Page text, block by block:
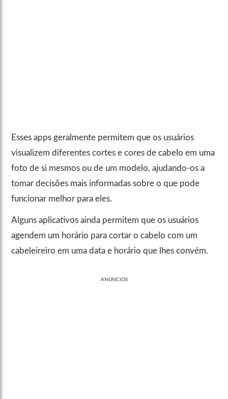
Esses apps geralmente permitem que os usuários
visualizem diferentes cortes e cores de cabelo em uma
foto de si mesmos ou de um modelo, ajudando-os a
tomar decisões mais informadas sobre o que pode
funcionar melhor para eles.
Alguns aplicativos ainda permitem que os usuários
agendem um horário para cortar o cabelo com um
cabeleireiro em uma data e horário que lhes convém.
ANÚNCIOS